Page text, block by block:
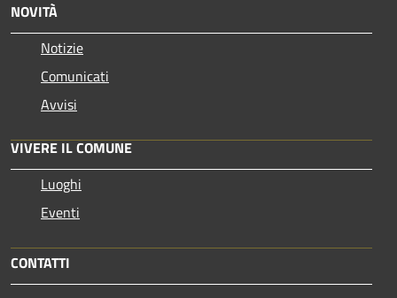
NOVITÀ
Notizie
Comunicati
Avvisi
VIVERE IL COMUNE
Luoghi
Eventi
CONTATTI